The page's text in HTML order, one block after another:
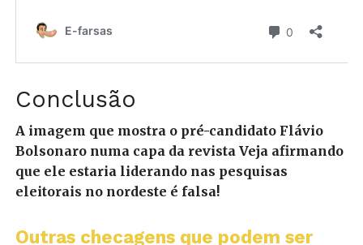
Conclusão
A imagem que mostra o pré-candidato Flávio
Bolsonaro numa capa da revista Veja afirmando
que ele estaria liderando nas pesquisas
eleitorais no nordeste é falsa!
Outras checagens que podem ser